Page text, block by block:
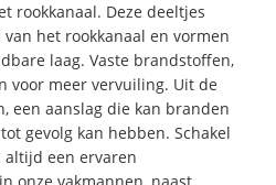
rookkanaal. Deze deeltjes
het rookkanaal en vormen
laag. Vaste brandstoffen,
voor meer vervuiling. Uit de
een aanslag die kan branden
gevolg kan hebben. Schakel
een ervaren